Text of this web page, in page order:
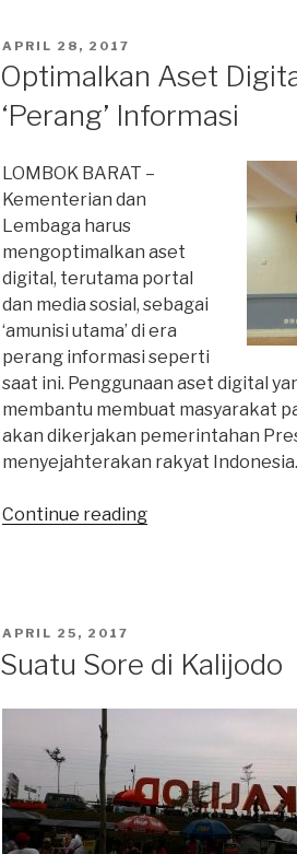
POSTED
APRIL 28, 2017
Optimalkan Aset
‘Perang’ Informasi
LOMBOK BARAT –
Kementerian dan
Lembaga harus
mengoptimalkan aset
digital, terutama portal
dan media sosial, sebagai
‘amunisi utama’ di era
perang informasi seperti
saat ini. Penggunaan aset digital
membantu membuat masyarakat
akan dikerjakan pemerintahan
menyejahterakan rakyat Indonesia.
Continue reading“Optimalkan
Informasi”
POSTED
APRIL 25, 2017
Suatu Sore di Kalijodo